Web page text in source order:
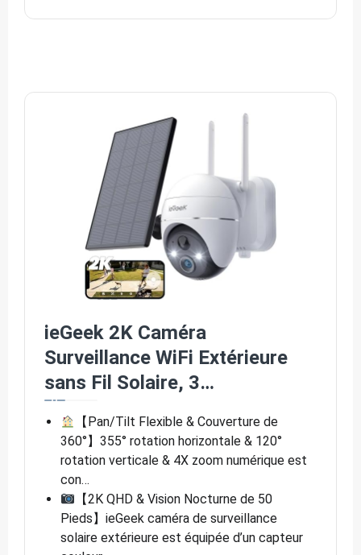
ieGeek 2K Caméra
Surveillance WiFi Extérieure
sans Fil Solaire, 3…
【Pan/Tilt Flexible & Couverture de
360°】355° rotation horizontale & 120°
rotation verticale & 4X zoom numérique est
con…
【2K QHD & Vision Nocturne de 50
Pieds】ieGeek caméra de surveillance
solaire extérieure est équipée d’un capteur